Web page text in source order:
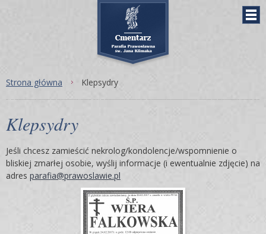
Strona główna Klepsydry
Klepsydry
Jeśli chcesz zamieścić nekrolog/kondolencje/wspomnienie o
bliskiej zmarłej osobie, wyślij informacje (i ewentualnie zdjęcie) na
adres parafia@prawoslawie.pl